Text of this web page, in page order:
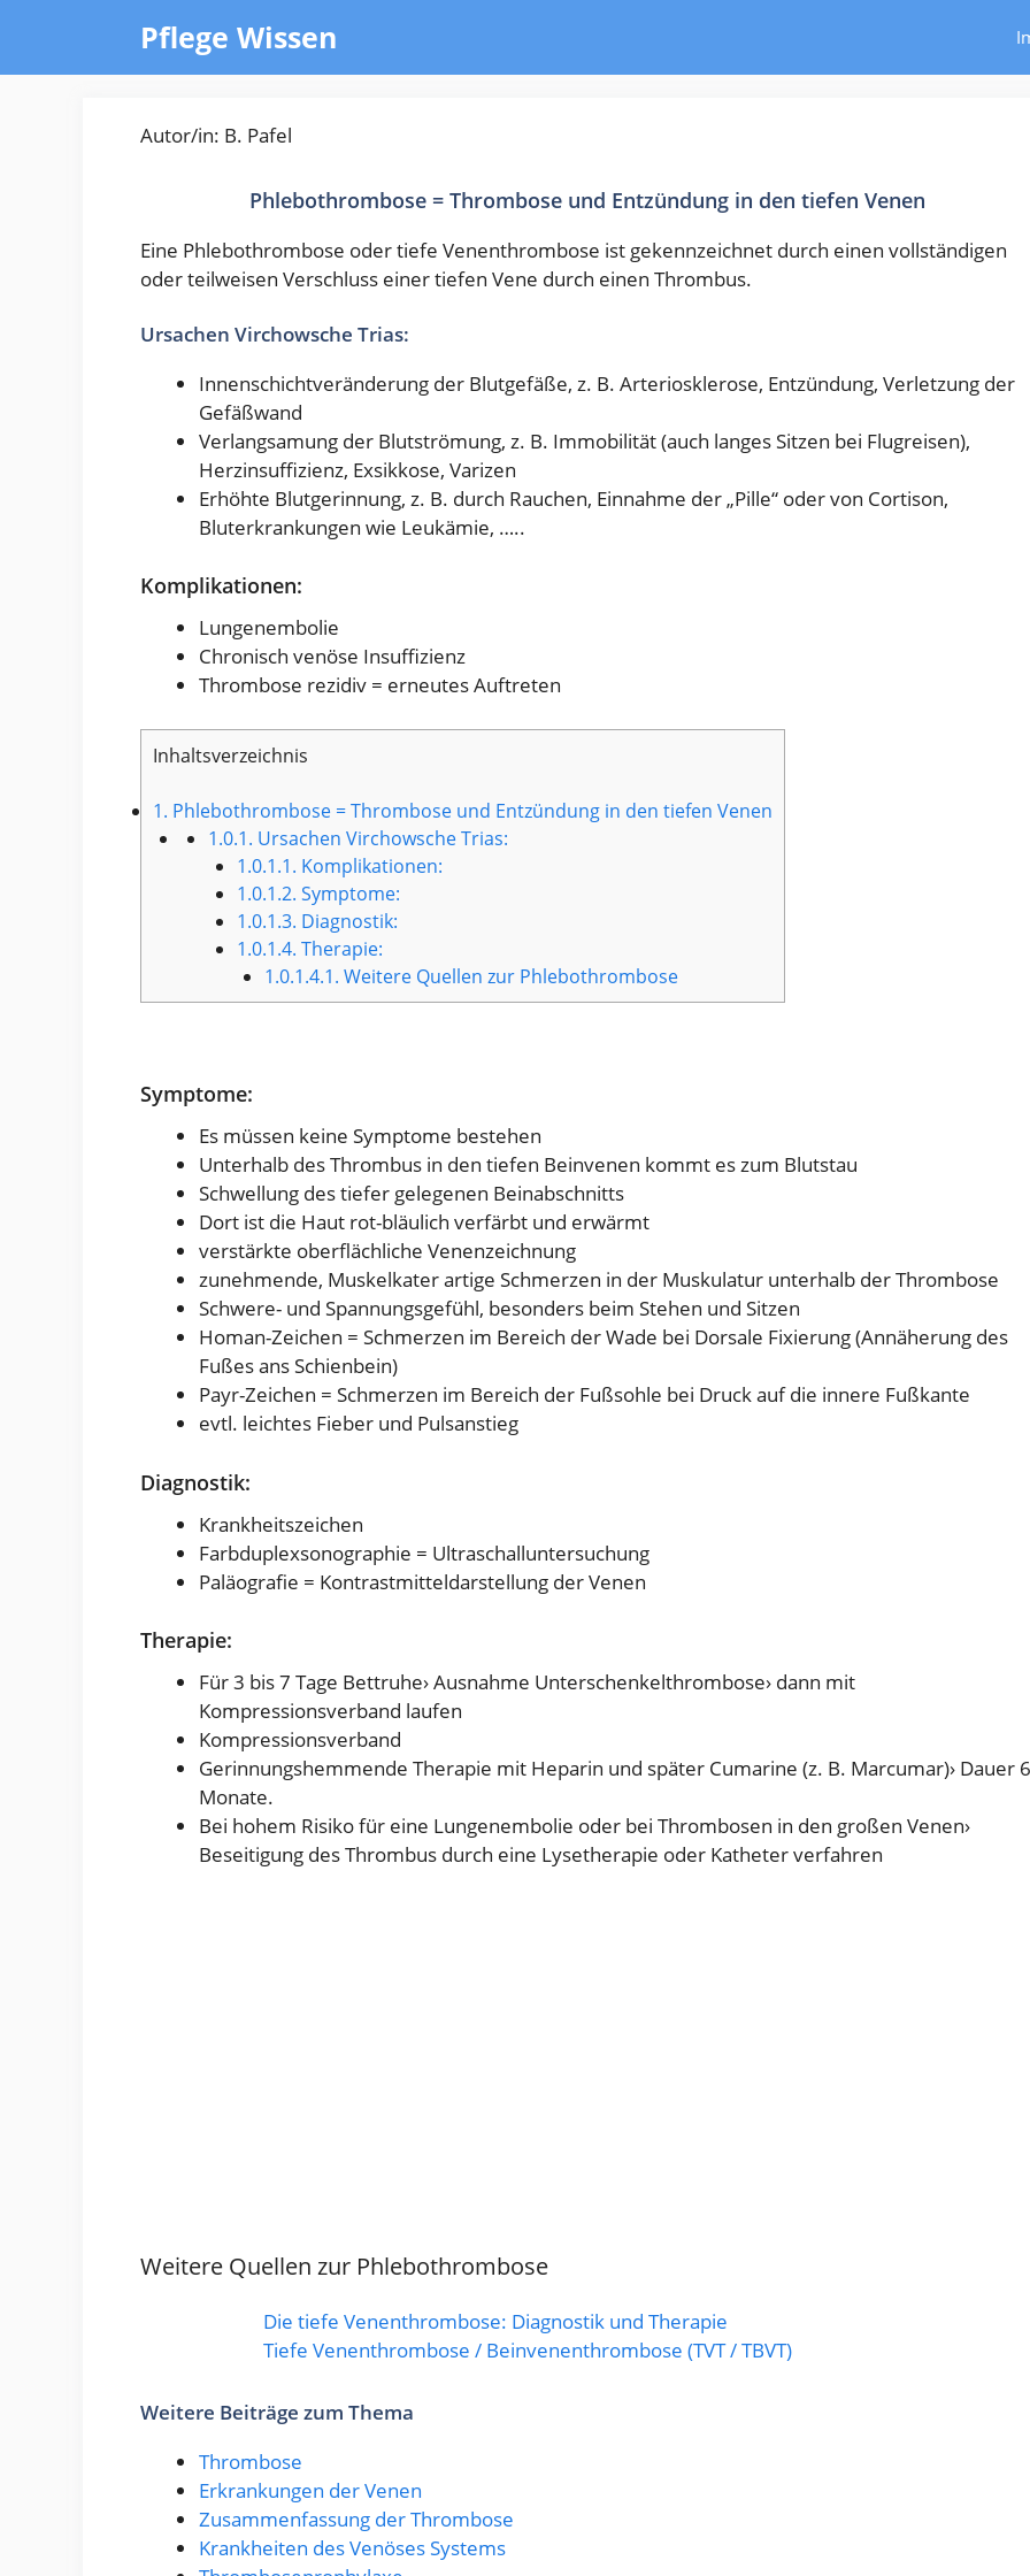
springen
Pflege Wissen
Autor/in: B. Pafel
Phlebothrombose = Thrombose und Entzündung in den tiefen Venen
Eine Phlebothrombose oder tiefe Venenthrombose ist gekennzeichnet durch einen vollständigen
oder teilweisen Verschluss einer tiefen Vene durch einen Thrombus.
Ursachen Virchowsche Trias:
Innenschichtveränderung der Blutgefäße, z. B. Arteriosklerose, Entzündung, Verletzung der
Gefäßwand
Verlangsamung der Blutströmung, z. B. Immobilität (auch langes Sitzen bei Flugreisen),
Herzinsuffizienz, Exsikkose, Varizen
Erhöhte Blutgerinnung, z. B. durch Rauchen, Einnahme der „Pille“ oder von Cortison,
Bluterkrankungen wie Leukämie, …..
Komplikationen:
Lungenembolie
Chronisch venöse Insuffizienz
Thrombose rezidiv = erneutes Auftreten
Inhaltsverzeichnis
1. Phlebothrombose = Thrombose und Entzündung in den tiefen Venen
1.0.1. Ursachen Virchowsche Trias:
1.0.1.1. Komplikationen:
1.0.1.2. Symptome:
1.0.1.3. Diagnostik:
1.0.1.4. Therapie:
1.0.1.4.1. Weitere Quellen zur Phlebothrombose
Symptome:
Es müssen keine Symptome bestehen
Unterhalb des Thrombus in den tiefen Beinvenen kommt es zum Blutstau
Schwellung des tiefer gelegenen Beinabschnitts
Dort ist die Haut rot-bläulich verfärbt und erwärmt
verstärkte oberflächliche Venenzeichnung
zunehmende, Muskelkater artige Schmerzen in der Muskulatur unterhalb der Thrombose
Schwere- und Spannungsgefühl, besonders beim Stehen und Sitzen
Homan-Zeichen = Schmerzen im Bereich der Wade bei Dorsale Fixierung (Annäherung des
Fußes ans Schienbein)
Payr-Zeichen = Schmerzen im Bereich der Fußsohle bei Druck auf die innere Fußkante
evtl. leichtes Fieber und Pulsanstieg
Diagnostik:
Krankheitszeichen
Farbduplexsonographie = Ultraschalluntersuchung
Paläografie = Kontrastmitteldarstellung der Venen
Therapie:
Für 3 bis 7 Tage Bettruhe› Ausnahme Unterschenkelthrombose› dann mit
Kompressionsverband laufen
Kompressionsverband
Gerinnungshemmende Therapie mit Heparin und später Cumarine (z. B. Marcumar)› Dauer 6
Monate.
Bei hohem Risiko für eine Lungenembolie oder bei Thrombosen in den großen Venen›
Beseitigung des Thrombus durch eine Lysetherapie oder Katheter verfahren
Weitere Quellen zur Phlebothrombose
Die tiefe Venenthrombose: Diagnostik und Therapie
Tiefe Venenthrombose / Beinvenenthrombose (TVT / TBVT)
Weitere Beiträge zum Thema
Thrombose
Erkrankungen der Venen
Zusammenfassung der Thrombose
Krankheiten des Venöses Systems